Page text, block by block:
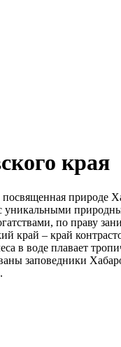
края
природе
по праву
край – край
в воде плавает
заповедники